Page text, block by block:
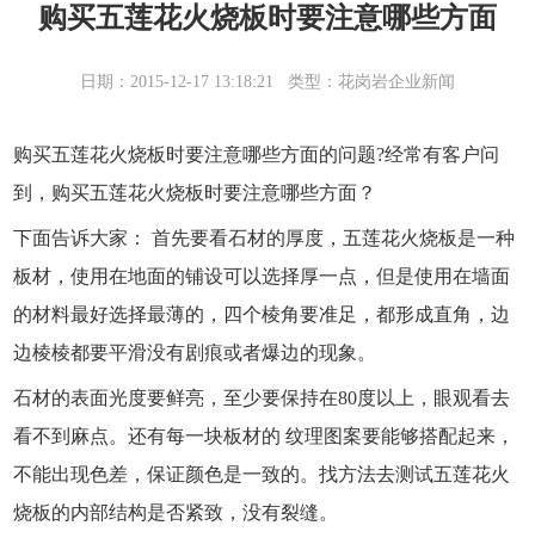
购买五莲花火烧板时要注意哪些方面
日期：2015-12-17 13:18:21 类型：花岗岩企业新闻
购买五莲花火烧板时要注意哪些方面的问题?经常有客户问
到，购买五莲花火烧板时要注意哪些方面？
下面告诉大家： 首先要看石材的厚度，五莲花火烧板是一种
板材，使用在地面的铺设可以选择厚一点，但是使用在墙面
的材料最好选择最薄的，四个棱角要准足，都形成直角，边
边棱棱都要平滑没有剧痕或者爆边的现象。
石材的表面光度要鲜亮，至少要保持在80度以上，眼观看去
看不到麻点。还有每一块板材的 纹理图案要能够搭配起来，
不能出现色差，保证颜色是一致的。找方法去测试五莲花火
烧板的内部结构是否紧致，没有裂缝。